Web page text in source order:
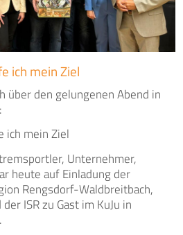
ich mein Ziel
über den gelungenen Abend in
ich mein Ziel
Unternehmer,
heute auf Einladung der
Rengsdorf-Waldbreitbach,
ISR zu Gast im KuJu in